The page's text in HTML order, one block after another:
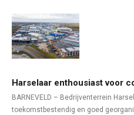
Harselaar enthousiast voor
BARNEVELD – Bedrijventerrein
toekomstbestendig en goed